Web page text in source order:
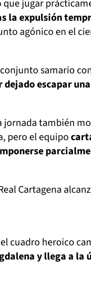
que jugar
la expulsión
agónico en el
samario
dejado escapar
jornada también
pero el equipo
Cartagena
cuadro heroico
y llega a